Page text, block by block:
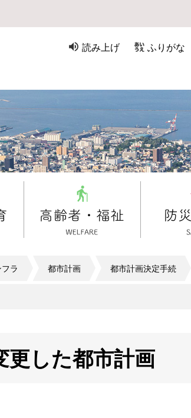
読み上げ ふりがな
ラ 都市計画 都市計画決定手続
更した都市計画